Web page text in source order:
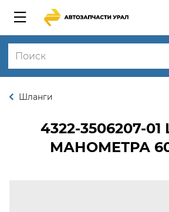
Шланги
4322-3506207-01
МАНОМЕТРА